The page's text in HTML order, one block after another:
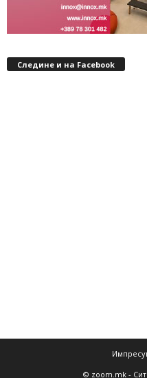
Следине и на Facebook
© zoom.mk -